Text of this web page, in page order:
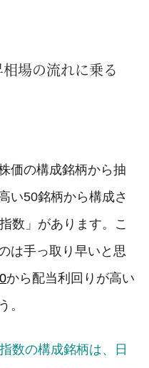
場の流れに乗る
価の構成銘柄から抽
い50銘柄から構成さ
数」があります。こ
は手っ取り早いと思
から配当利回りが高い
。
数の構成銘柄は、日